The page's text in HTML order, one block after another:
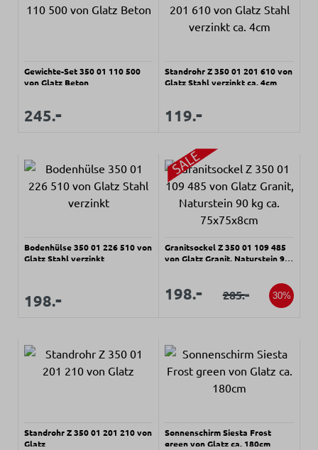
Gewichte-Set 350 01 110 500
von Glatz Beton
Regulärer Preis:
Verkaufspreis:
245.-
Standrohr Z 350 01 201 610 von
Glatz Stahl verzinkt ca. 4cm
Verkaufspreis:
119.-
Bodenhülse 350 01 226 510 von
Glatz Stahl verzinkt
Regulärer Preis:
Verkaufspreis:
198.-
Granitsockel Z 350 01 109 485
von Glatz Granit, Naturstein 90
Verkaufspreis:
Verkaufspreis:
198.- Regulärer Preis:
285.- 30%
Standrohr Z 350 01 201 210 von
Glatz
Sonnenschirm Siesta Frost
green von Glatz ca. 180cm